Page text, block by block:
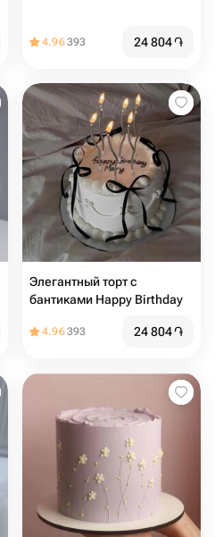
4.96393 24 804֏
Элегантный торт с
бантиками Happy Birthday
4.96393 24 804֏